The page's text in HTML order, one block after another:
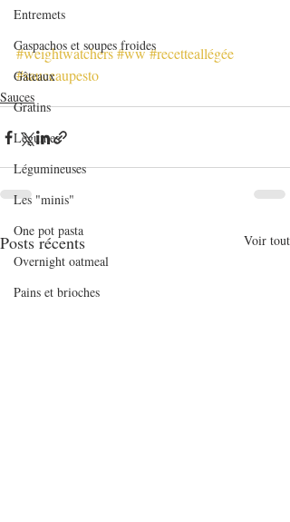
Entremets
Gaspachos et soupes froides
Gâteaux
Gratins
Légumes
Légumineuses
Les "minis"
One pot pasta
Overnight oatmeal
Pains et brioches
#weightwatchers#ww#recetteallégée
#sauceaupesto
Sauces
Posts récents Voir tout